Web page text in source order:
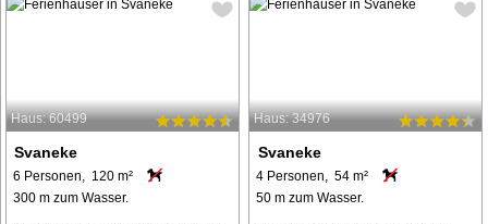
Haus: 60499
Svaneke
6 Personen, 120 m²
300 m zum Wasser.
Haus: 34976
Svaneke
4 Personen, 54 m²
50 m zum Wasser.